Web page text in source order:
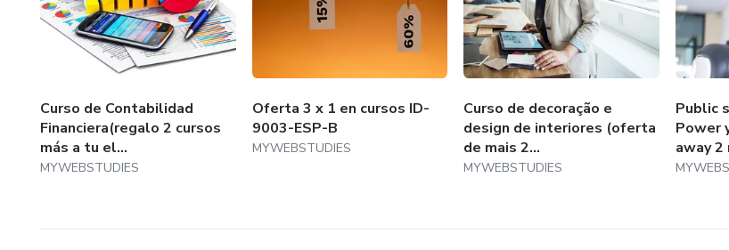
Curso de Contabilidad
Financiera(regalo 2 cursos
más a tu el...
MYWEBSTUDIES
Oferta 3 x 1 en cursos ID-
9003-ESP-B
MYWEBSTUDIES
Curso de decoração e
design de interiores (oferta
de mais 2...
MYWEBSTUDIES
Public
Power
away 2